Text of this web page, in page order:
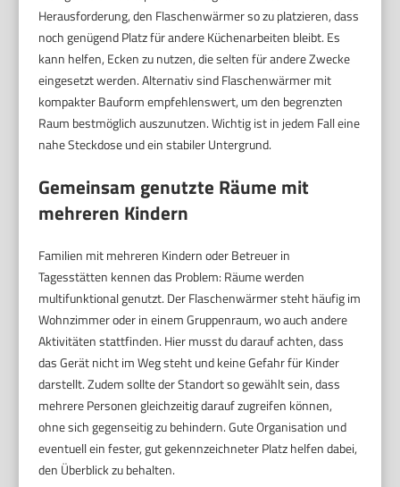
Herausforderung, den Flaschenwärmer so zu platzieren, dass
noch genügend Platz für andere Küchenarbeiten bleibt. Es
kann helfen, Ecken zu nutzen, die selten für andere Zwecke
eingesetzt werden. Alternativ sind Flaschenwärmer mit
kompakter Bauform empfehlenswert, um den begrenzten
Raum bestmöglich auszunutzen. Wichtig ist in jedem Fall eine
nahe Steckdose und ein stabiler Untergrund.
Gemeinsam genutzte Räume mit
mehreren Kindern
Familien mit mehreren Kindern oder Betreuer in
Tagesstätten kennen das Problem: Räume werden
multifunktional genutzt. Der Flaschenwärmer steht häufig im
Wohnzimmer oder in einem Gruppenraum, wo auch andere
Aktivitäten stattfinden. Hier musst du darauf achten, dass
das Gerät nicht im Weg steht und keine Gefahr für Kinder
darstellt. Zudem sollte der Standort so gewählt sein, dass
mehrere Personen gleichzeitig darauf zugreifen können,
ohne sich gegenseitig zu behindern. Gute Organisation und
eventuell ein fester, gut gekennzeichneter Platz helfen dabei,
den Überblick zu behalten.